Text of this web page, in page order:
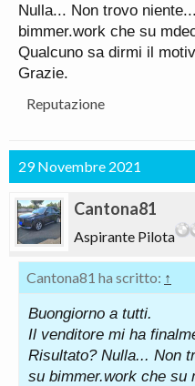
Nulla... Non trovo
bimmer.work che su
Qualcuno sa dirmi il
Grazie.
Reputazione
29 Novembre 2021
Cantona81
Aspirante Pilota
Cantona81 ha scritto: ↑
Buongiorno a tutti.
Il venditore mi ha
Risultato? Nulla... Non
su bimmer.work che su